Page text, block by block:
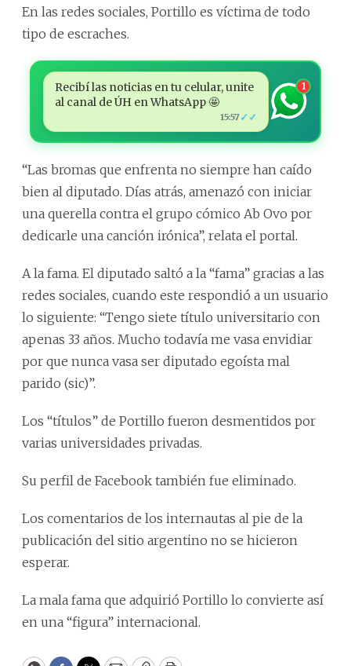
En las redes sociales, Portillo es víctima de todo
tipo de escraches.
Recibí las noticias en tu celular, unite
al canal de ÚH en WhatsApp 🤩
15:57 ✓✓
1
“Las bromas que enfrenta no siempre han caído
bien al diputado. Días atrás, amenazó con iniciar
una querella contra el grupo cómico Ab Ovo por
dedicarle una canción irónica”, relata el portal.
A la fama. El diputado saltó a la “fama” gracias a las
redes sociales, cuando este respondió a un usuario
lo siguiente: “Tengo siete título universitario con
apenas 33 años. Mucho todavía me vasa envidiar
por que nunca vasa ser diputado egoísta mal
parido (sic)”.
Los “títulos” de Portillo fueron desmentidos por
varias universidades privadas.
Su perfil de Facebook también fue eliminado.
Los comentarios de los internautas al pie de la
publicación del sitio argentino no se hicieron
esperar.
La mala fama que adquirió Portillo lo convierte así
en una “figura” internacional.